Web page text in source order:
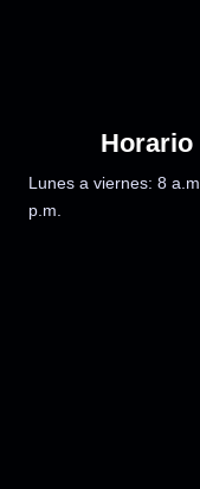
Horario
Lunes a viernes: 8
p.m.